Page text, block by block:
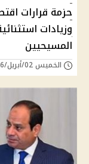
حزمة قرارات
وزيادات
المسيحيين
الخميس 02/أبريل/2026 - 03:22 م